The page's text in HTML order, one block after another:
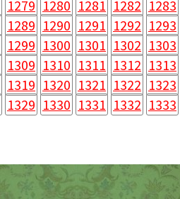
1279 1280 1281 1282 1283
1289 1290 1291 1292 1293
1299 1300 1301 1302 1303
1309 1310 1311 1312 1313
1319 1320 1321 1322 1323
1329 1330 1331 1332 1333